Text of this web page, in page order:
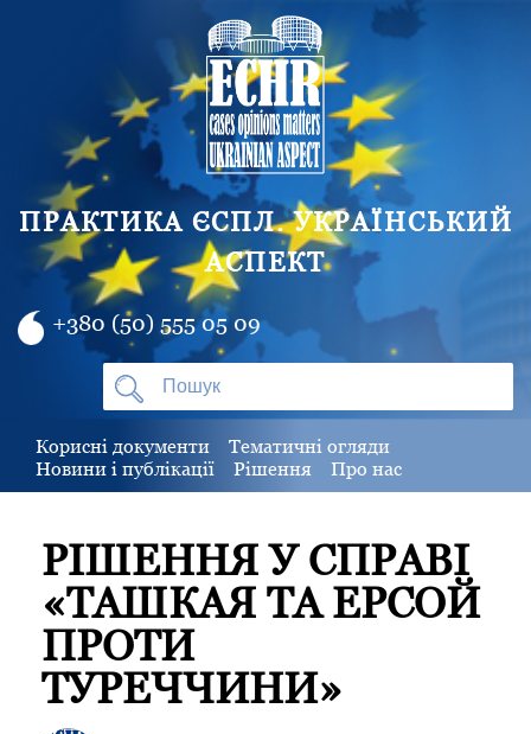
ПРАКТИКА ЄСПЛ. УКРАЇНСЬКИЙ
АСПЕКТ
+380 (50) 555 05 09
Корисні документи
Тематичні огляди
Новини і публікації
Рішення Про нас
РІШЕННЯ У СПРАВІ
«TAШКАЯ ТА EРСОЙ
ПРОТИ
ТУРЕЧЧИНИ»